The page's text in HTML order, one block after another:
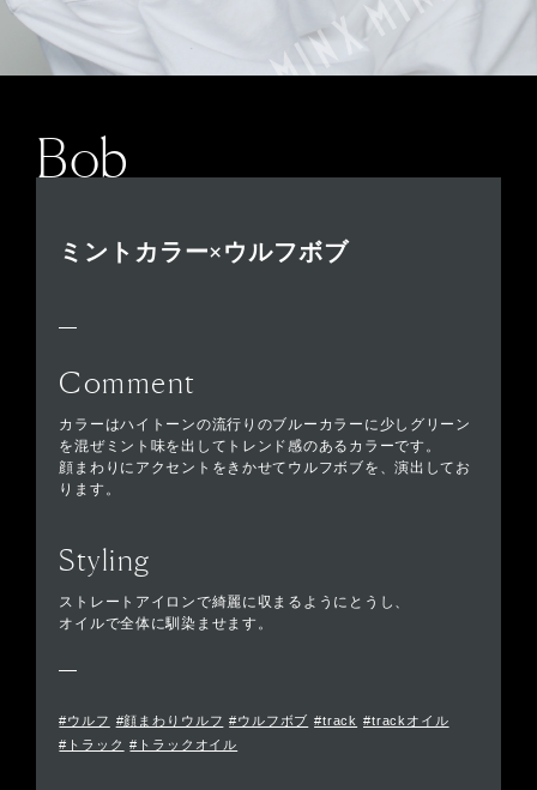
Bob
ミントカラー×ウルフボブ
Comment
カラーはハイトーンの流行りのブルーカラーに少しグリーン
を混ぜミント味を出してトレンド感のあるカラーです。
顔まわりにアクセントをきかせてウルフボブを、演出してお
ります。
Styling
ストレートアイロンで綺麗に収まるようにとうし、
オイルで全体に馴染ませます。
#ウルフ #顔まわりウルフ #ウルフボブ #track #trackオイル
#トラック
#トラックオイル